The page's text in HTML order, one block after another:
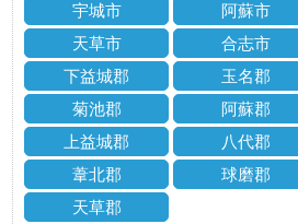
宇城市
阿蘇市
天草市
合志市
下益城郡
玉名郡
菊池郡
阿蘇郡
上益城郡
八代郡
葦北郡
球磨郡
天草郡